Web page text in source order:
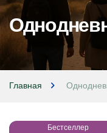
Главная
Бестселлер